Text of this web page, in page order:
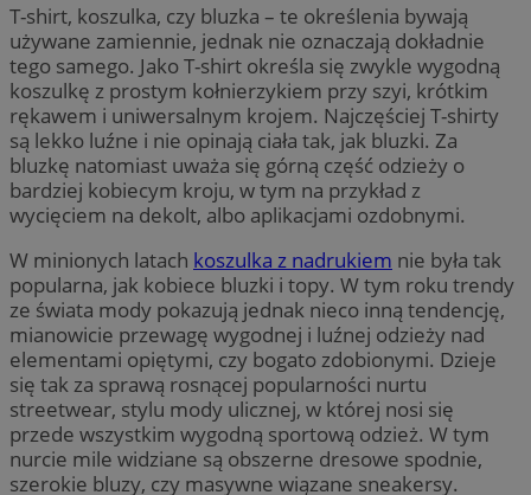
T-shirt, koszulka, czy bluzka – te określenia bywają
używane zamiennie, jednak nie oznaczają dokładnie
tego samego. Jako T-shirt określa się zwykle wygodną
koszulkę z prostym kołnierzykiem przy szyi, krótkim
rękawem i uniwersalnym krojem. Najczęściej T-shirty
są lekko luźne i nie opinają ciała tak, jak bluzki. Za
bluzkę natomiast uważa się górną część odzieży o
bardziej kobiecym kroju, w tym na przykład z
wycięciem na dekolt, albo aplikacjami ozdobnymi.
W minionych latach koszulka z nadrukiem nie była tak
popularna, jak kobiece bluzki i topy. W tym roku trendy
ze świata mody pokazują jednak nieco inną tendencję,
mianowicie przewagę wygodnej i luźnej odzieży nad
elementami opiętymi, czy bogato zdobionymi. Dzieje
się tak za sprawą rosnącej popularności nurtu
streetwear, stylu mody ulicznej, w której nosi się
przede wszystkim wygodną sportową odzież. W tym
nurcie mile widziane są obszerne dresowe spodnie,
szerokie bluzy, czy masywne wiązane sneakersy.